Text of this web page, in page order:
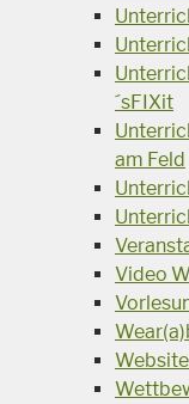
´sFIXit
am Feld
Video